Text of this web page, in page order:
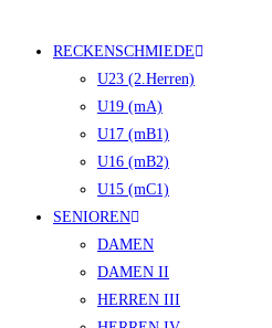
RECKENSCHMIEDE
U23 (2.Herren)
U19 (mA)
U17 (mB1)
U16 (mB2)
U15 (mC1)
SENIOREN
DAMEN
DAMEN II
HERREN III